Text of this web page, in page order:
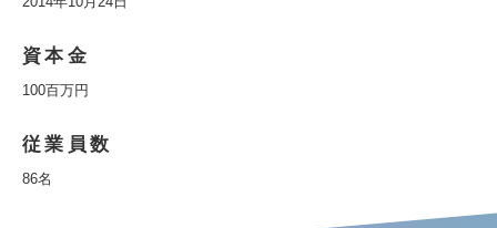
資本金
100百万円
従業員数
86名